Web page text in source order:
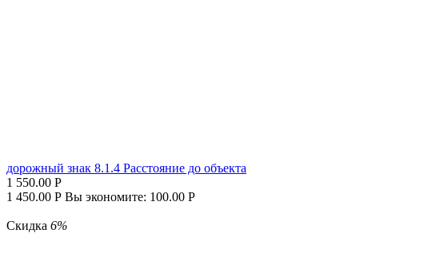
дорожный знак 8.1.4 Расстояние до объекта
1 550.00 Р
1 450.00 Р Вы экономите: 100.00 Р
Скидка 6%